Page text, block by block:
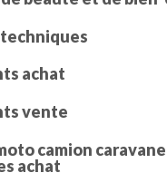
achat
vente
camion
achat